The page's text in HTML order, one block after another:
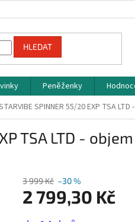
HLEDAT
Peněženky
SPINNER 55/20 EXP TSA
TSA LTD -
3 999 Kč –30 %
2 799,30 Kč